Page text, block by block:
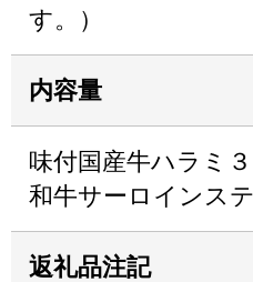
す。）
内容量
味付国産牛ハラミ
和牛サーロインス
返礼品注記